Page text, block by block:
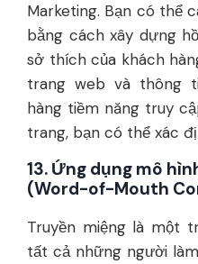
Marketing. Bạn có thể
bằng cách xây dựng
sở thích của khách
trang web và thông
hàng tiềm năng truy
trang, bạn có thể xác
13. Ứng dụng mô
(Word-of-Mouth
Truyền miệng là một
tất cả những người